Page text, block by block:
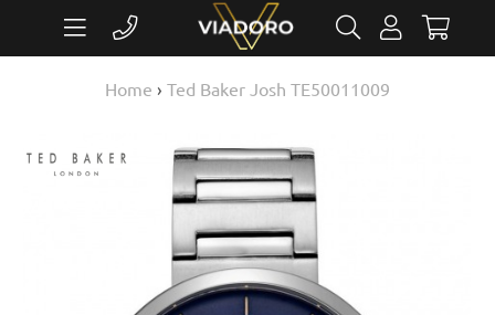
Home › Ted Baker Josh TE50011009